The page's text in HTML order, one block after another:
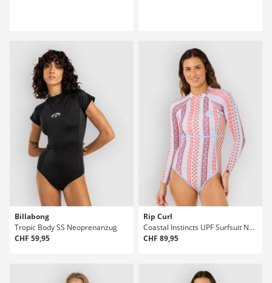
Billabong
Tropic Body SS Neoprenanzug
CHF 59,95
Rip Curl
Coastal Instincts UPF Surfsuit Neoprenanzug
CHF 89,95